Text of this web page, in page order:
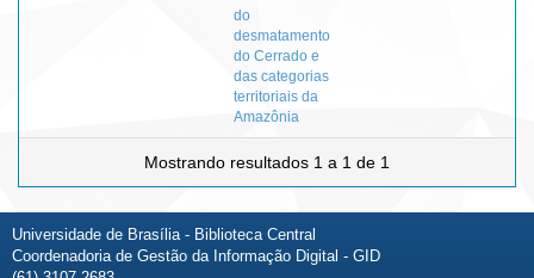
do
desmatamento
do Cerrado e
das categorias
territoriais da
Amazônia
Mostrando resultados 1 a 1 de 1
Universidade de Brasília - Biblioteca Central
Coordenadoria de Gestão da Informação Digital - GID